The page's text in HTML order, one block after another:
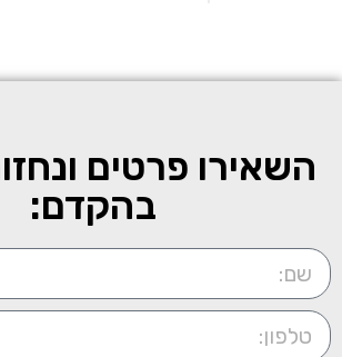
השאירו פרטים
בהקדם: